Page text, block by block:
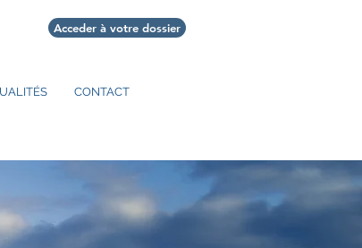
Acceder à votre dossier
CONTACT